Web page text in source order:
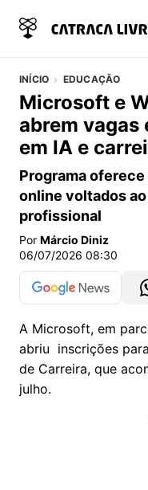
INÍCIO EDUCAÇÃO
Microsoft e
abrem
em IA e
Programa
online voltados
profissional
Por Márcio Diniz
06/07/2026 08:30
A Microsoft, em
abriu inscrições
de Carreira, que
julho.